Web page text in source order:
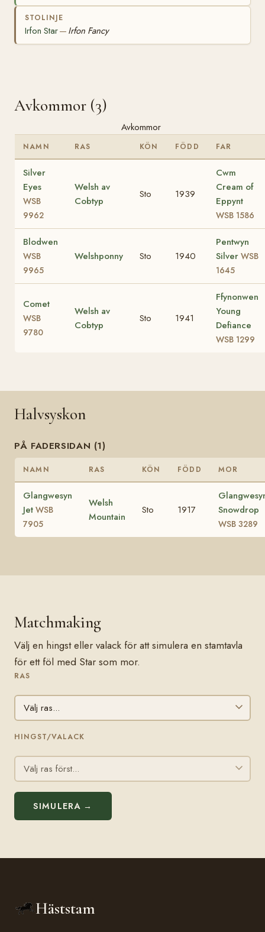
STOLINJE
Irfon Star— Irfon Fancy
Avkommor (3)
Avkommor
NAMN RAS KÖN FÖDD FAR
Silver
Eyes
WSB
9962
Welsh av
Cobtyp
Sto 1939
Cwm
Cream of
Eppynt
WSB 1586
Blodwen
WSB
9965
Welshponny Sto 1940
Pentwyn
Silver WSB
1645
Comet
WSB
9780
Welsh av
Cobtyp
Sto 1941
Ffynonwen
Young
Defiance
WSB 1299
Halvsyskon
PÅ FADERSIDAN (1)
NAMN RAS KÖN FÖDD MOR
Glangwesyn
Jet WSB
7905
Welsh
Mountain
Sto 1917
Snowdrop
WSB 3289
Matchmaking
Välj en hingst eller valack för att simulera en stamtavla
för ett föl med Star som mor.
RAS
HINGST/VALACK
SIMULERA →
Häststam